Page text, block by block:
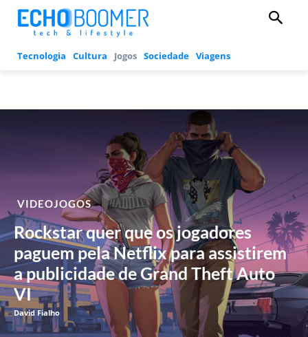
Tecnologia Cultura Jogos Sociedade Viagens
VIDEOJOGOS
Rockstar quer que os jogadores
paguem pela Netflix para assistirem
a publicidade de Grand Theft Auto
VI
David Fialho